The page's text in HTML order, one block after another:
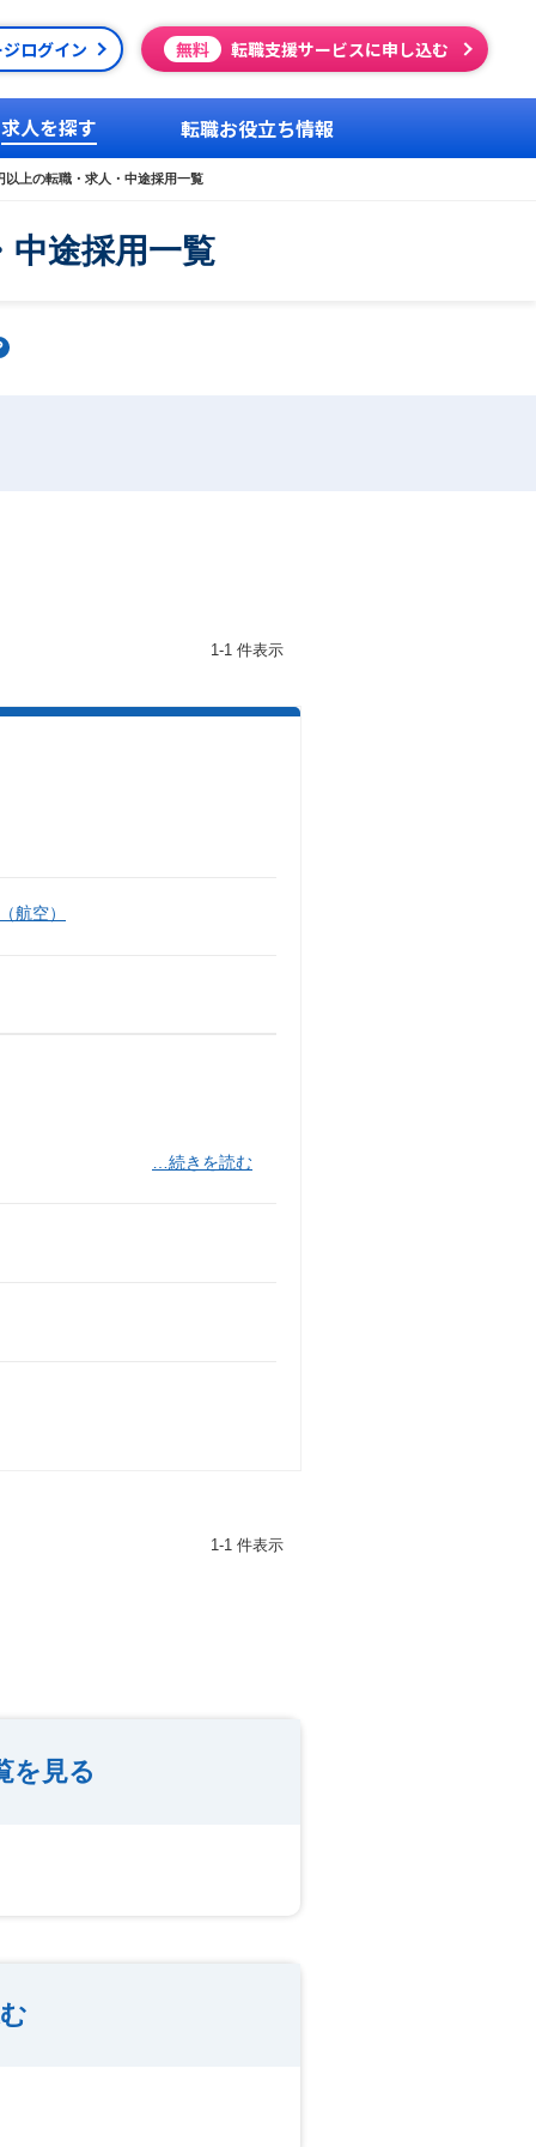
ログイン 無料 転職支援サービスに申し込む
求人を探す 転職お役立ち情報
以上の転職・求人・中途採用一覧
中途採用一覧
1-1 件表示
航空）
…続きを読む
1-1 件表示
を見る